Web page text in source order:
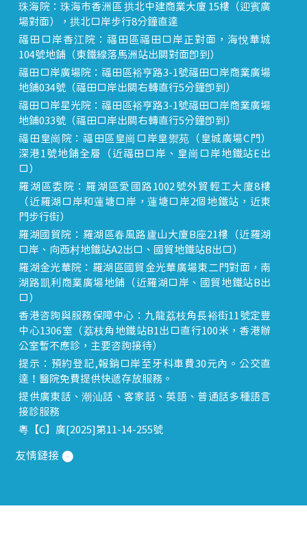
珠海院：珠海市香洲區 拱北中建商業大廈 15樓（迎賓廣
場對面），拱北口岸步行8分鐘直達
福田口岸香江院：福田區福田口岸正對面，海悅華城
104號地鋪（東鐵線落馬洲站出關對面即到）
福田口岸廣場院：福田區裕亨路3-1號福田口岸商業廣場
地鋪034號（福田口岸出關右轉直行5分鐘即到）
福田口岸星光院：福田區裕亨路3-1號福田口岸商業廣場
地鋪033號（福田口岸出關右轉直行5分鐘即到）
福田皇崗院：福田區皇崗口岸皇禦苑（皇城廣場C門）
深港1號地鋪全層（近福田口岸、皇崗口岸地鐵站E出
口）
羅湖區委院：羅湖區愛國路1002號外貿輕工大廈8樓
（近羅湖口岸和蓮塘口岸，蓮塘口岸2個地鐵站，近東
門步行街）
羅湖國貿院：羅湖區春風路廬山大廈B座21樓（近羅湖
口岸、向西村地鐵站A2出口、國貿地鐵站B出口）
羅湖金光華院：羅湖區國貿金光華廣場東二門對面，南
湖路凱利商業廣場地鋪（近羅湖口岸、國貿地鐵站B出
口）
香港咨詢與服務保障中心：九龍荔枝角長裕街11號定豐
中心1306室（荔枝角地鐵站B1出口直行100米，香港辦
公室暫不應診，主要咨詢接待）
提示：預約登記,報銷口岸至牙科車費30元內。公交直
達！醫院免費提供快遞存放服務。
提供廣東話、潮汕話、客家話、英語、普通話多種語言
接診服務
粵【C】廣[2025]第11-14-255號
友情鏈接